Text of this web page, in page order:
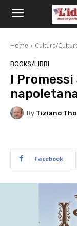
Home Culture/
BOOKS/LIBRI
I
By Tiziano
Facebook